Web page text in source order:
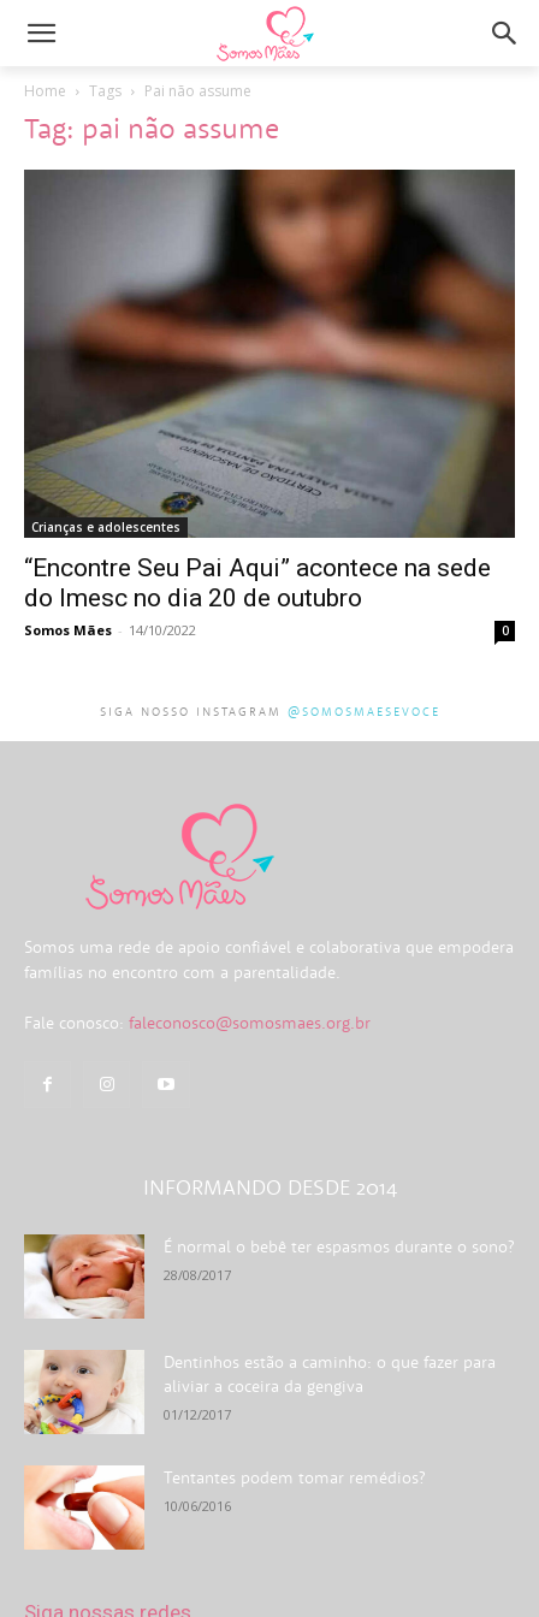
Home Tags Pai não assume
Tag: pai não assume
Crianças e adolescentes
“Encontre Seu Pai Aqui” acontece na sede
do Imesc no dia 20 de outubro
Somos Mães - 14/10/2022 0
SIGA NOSSO INSTAGRAM @SOMOSMAESEVOCE
Somos uma rede de apoio confiável e colaborativa que empodera
famílias no encontro com a parentalidade.
Fale conosco: faleconosco@somosmaes.org.br
INFORMANDO DESDE 2014
É normal o bebê ter espasmos durante o sono?
28/08/2017
Dentinhos estão a caminho: o que fazer para
aliviar a coceira da gengiva
01/12/2017
Tentantes podem tomar remédios?
10/06/2016